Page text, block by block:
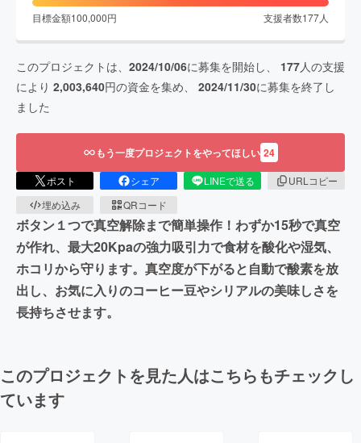
目標金額100,000円 支援者数177人
このプロジェクトは、 2024/10/06に募集を開始し、 177人の支援
により 2,003,640円の資金を集め、 2024/11/30に募集を終了し
ました
もう一度プロジェクトをやってほしい 24
ポスト シェア LINEで送る
URLコピー
埋め込み
QRコード
ボタン１つで真空解除まで簡単操作！わずか15秒で真空
が作れ、最大20Kpaの強力吸引力で食材を酸化や湿気、
ホコリから守ります。真空度が下がると自動で酸素を放
出し、お気に入りのコーヒー豆やシリアルの美味しさを
長持ちさせます。
このプロジェクトを見た人はこちらもチェックし
ています